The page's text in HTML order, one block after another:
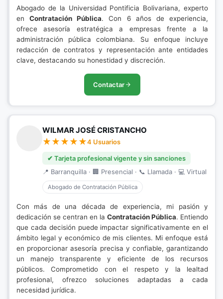
Abogado de la Universidad Pontificia Bolivariana, experto
enContratación Pública. Con 6 años de experiencia,
ofrece asesoría estratégica a empresas frente a la
administración pública colombiana. Su enfoque incluye
redacción de contratos y representación ante entidades
clave, destacando su honestidad y discreción.
Contactar
WILMAR JOSÉ CRISTANCHO
4 Usuarios
✔ Tarjeta profesional vigente y sin sanciones
📍 Barranquilla · 🏢 Presencial · 📞 Llamada · 💻 Virtual
Abogado de Contratación Pública
Con más de una década de experiencia, mi pasión y
dedicación se centran en la Contratación Pública. Entiendo
que cada decisión puede impactar significativamente en el
ámbito legal y económico de mis clientes. Mi enfoque está
en proporcionar asesoría precisa y confiable, garantizando
un manejo transparente y eficiente de los recursos
públicos. Comprometido con el respeto y la lealtad
profesional, ofrezco soluciones adaptadas a cada
necesidad jurídica.